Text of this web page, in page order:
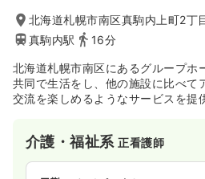
北海道札幌市南区真駒内上町2丁
真駒内駅
16分
北海道札幌市南区にあるグループホ
共同で生活をし、他の施設に比べて
交流を楽しめるようなサービスを提
介護・福祉系正看護師